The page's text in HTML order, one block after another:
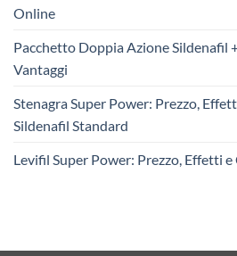
Online
Pacchetto Doppia Azione Sildenafil
Vantaggi
Stenagra Super Power: Prezzo,
Sildenafil Standard
Levifil Super Power: Prezzo, Effetti